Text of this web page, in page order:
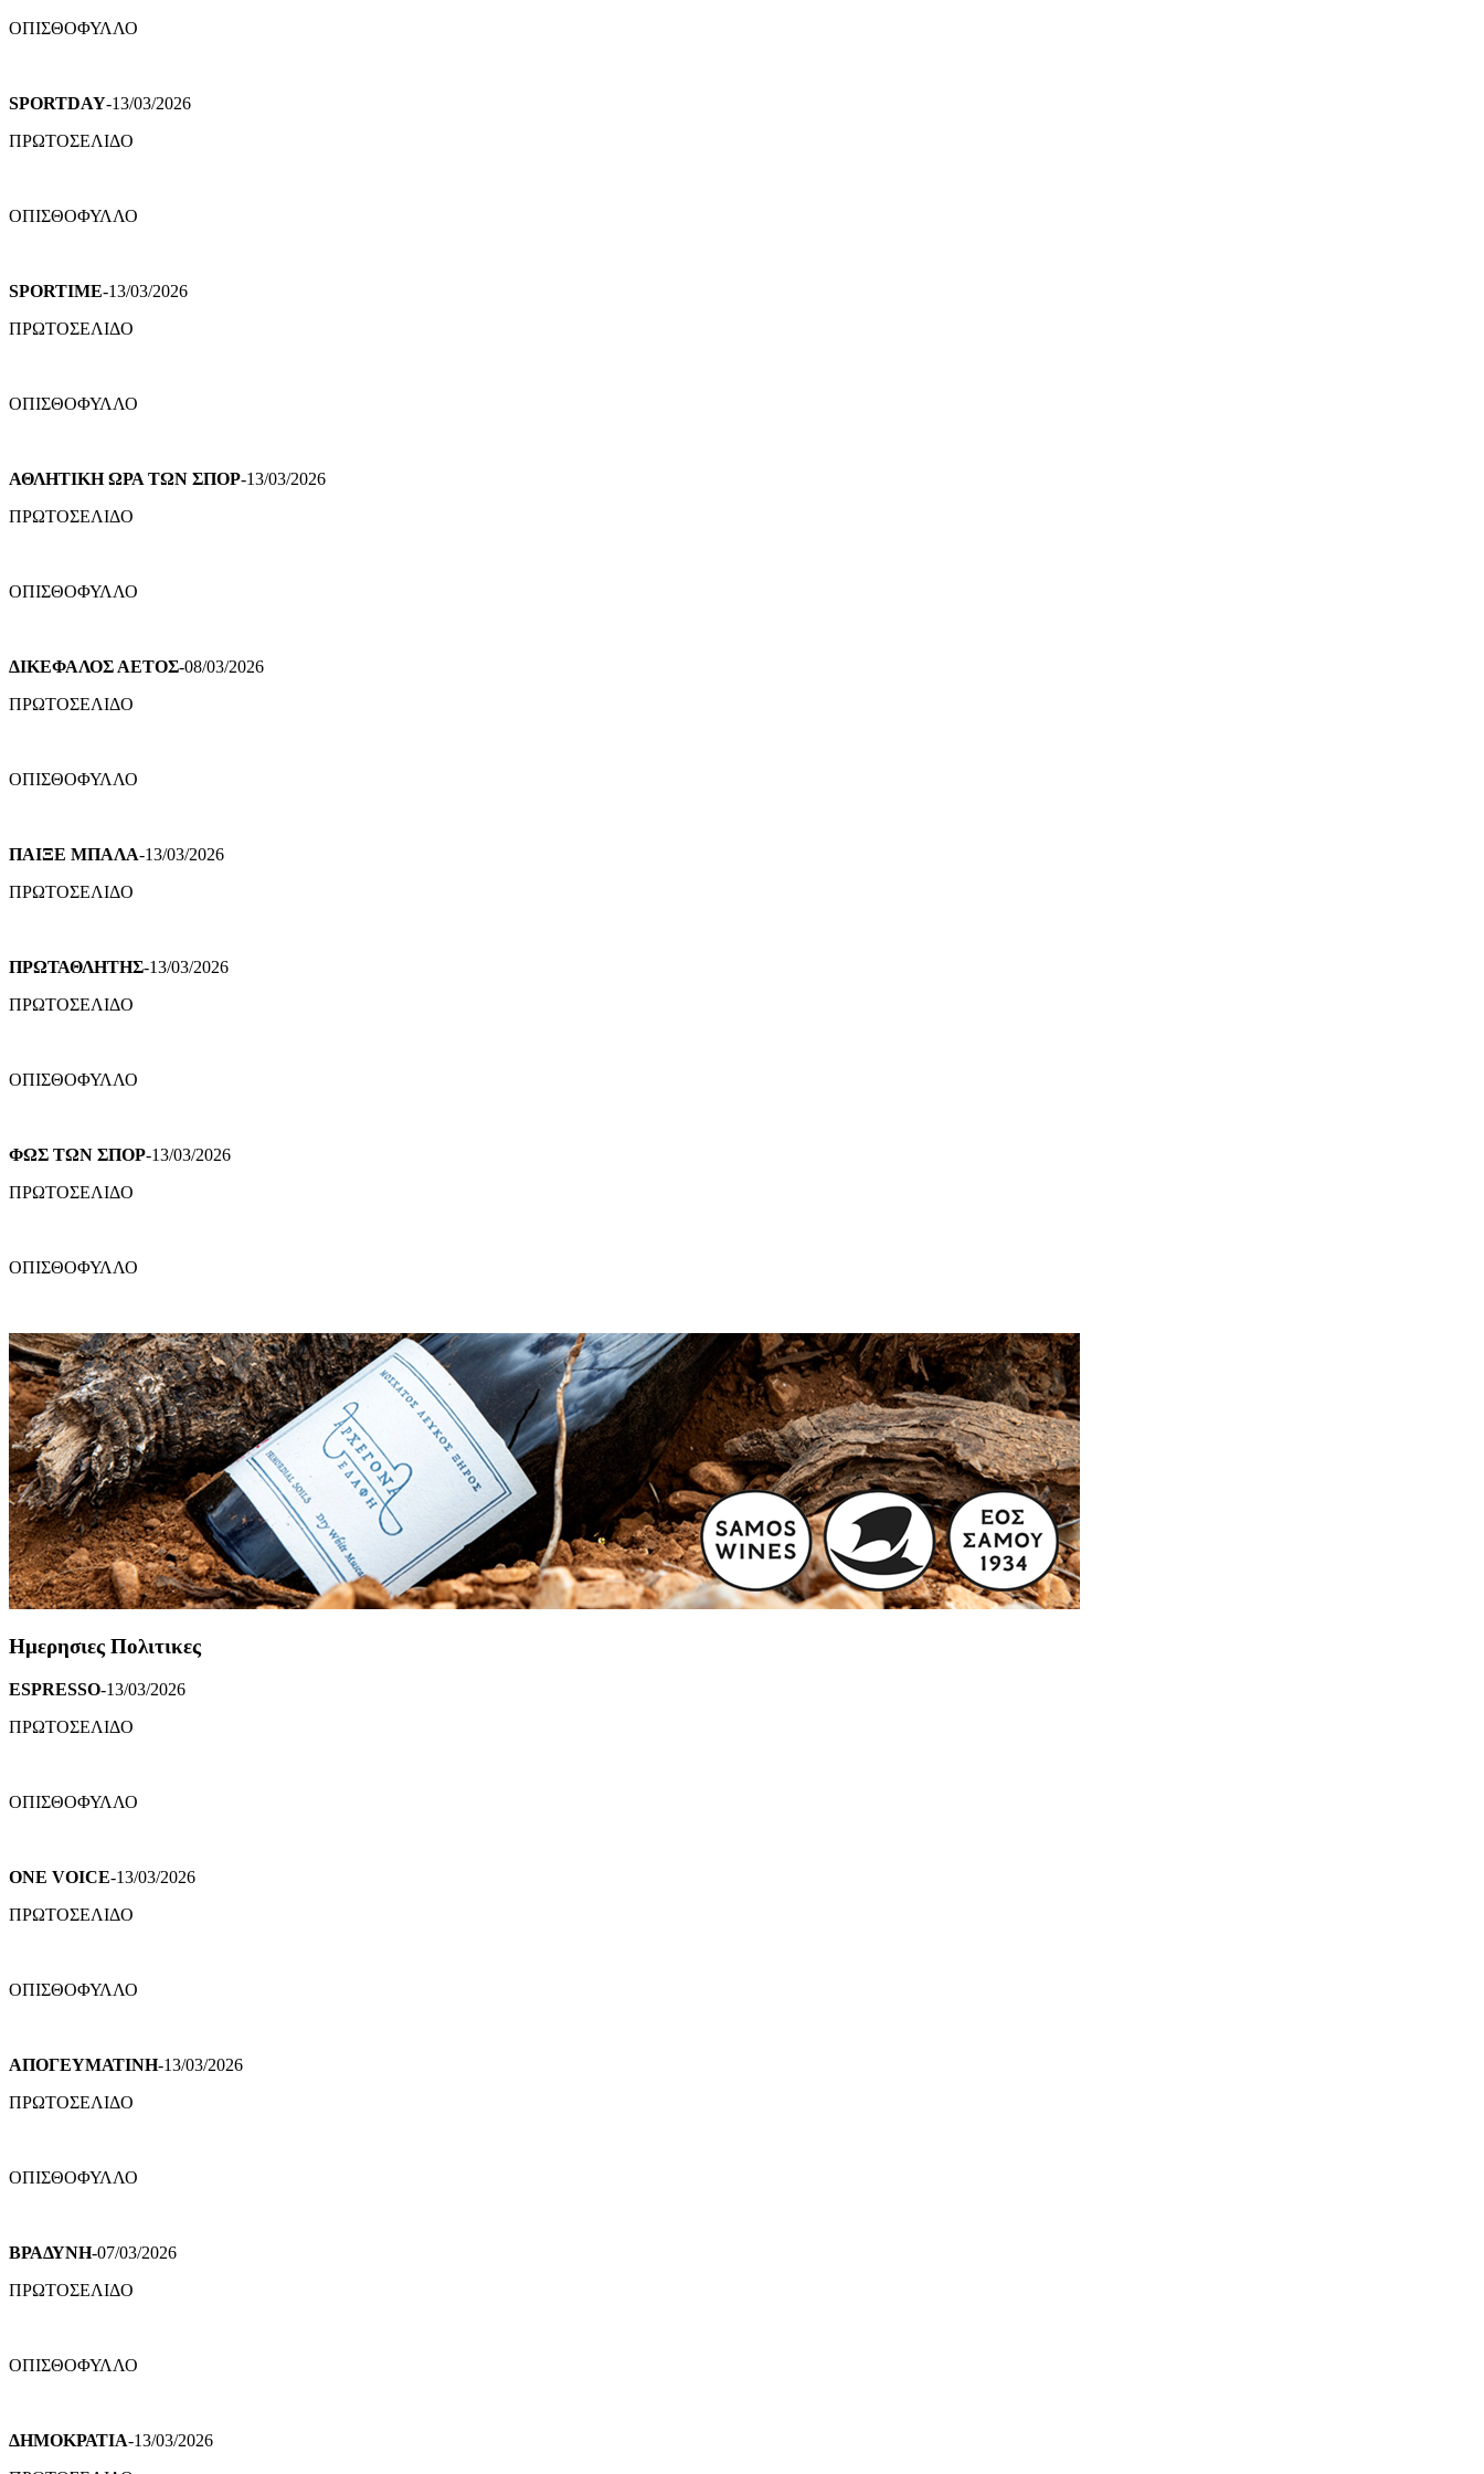
ΟΠΙΣΘΟΦΥΛΛΟ
SPORTDAY-13/03/2026
ΠΡΩΤΟΣΕΛΙΔΟ
ΟΠΙΣΘΟΦΥΛΛΟ
SPORTIME-13/03/2026
ΠΡΩΤΟΣΕΛΙΔΟ
ΟΠΙΣΘΟΦΥΛΛΟ
ΑΘΛΗΤΙΚΗ ΩΡΑ ΤΩΝ ΣΠΟΡ-13/03/2026
ΠΡΩΤΟΣΕΛΙΔΟ
ΟΠΙΣΘΟΦΥΛΛΟ
ΔΙΚΕΦΑΛΟΣ ΑΕΤΟΣ-08/03/2026
ΠΡΩΤΟΣΕΛΙΔΟ
ΟΠΙΣΘΟΦΥΛΛΟ
ΠΑΙΞΕ ΜΠΑΛΑ-13/03/2026
ΠΡΩΤΟΣΕΛΙΔΟ
ΠΡΩΤΑΘΛΗΤΗΣ-13/03/2026
ΠΡΩΤΟΣΕΛΙΔΟ
ΟΠΙΣΘΟΦΥΛΛΟ
ΦΩΣ ΤΩΝ ΣΠΟΡ-13/03/2026
ΠΡΩΤΟΣΕΛΙΔΟ
ΟΠΙΣΘΟΦΥΛΛΟ
Ημερησιες Πολιτικες
ESPRESSO-13/03/2026
ΠΡΩΤΟΣΕΛΙΔΟ
ΟΠΙΣΘΟΦΥΛΛΟ
ONE VOICE-13/03/2026
ΠΡΩΤΟΣΕΛΙΔΟ
ΟΠΙΣΘΟΦΥΛΛΟ
ΑΠΟΓΕΥΜΑΤΙΝΗ-13/03/2026
ΠΡΩΤΟΣΕΛΙΔΟ
ΟΠΙΣΘΟΦΥΛΛΟ
ΒΡΑΔΥΝΗ-07/03/2026
ΠΡΩΤΟΣΕΛΙΔΟ
ΟΠΙΣΘΟΦΥΛΛΟ
ΔΗΜΟΚΡΑΤΙΑ-13/03/2026